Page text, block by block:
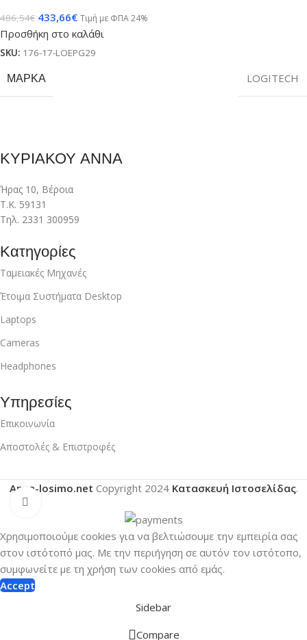
486,54€ 433,66€ Τιμή με ΦΠΑ 24%
Προσθήκη στο καλάθι
SKU: 176-17-LOEPG29
ΜΆΡΚΑ LOGITECH
ΚΥΡΙΑΚΟΥ ΑΝΝΑ
Ήρας 10, Βέροια
Τ.Κ. 59131
Τηλ. 2331 300959
Κατηγορίες
Ταμειακές Μηχανές
Έτοιμα Συστήματα Desktop
Laptops
Cameras
Headphones
Υπηρεσίες
Επικοινωνία
Αποστολές & Επιστροφές
Anna-losimo.net Copyright2024 Κατασκευή Ιστοσελίδας.
Χρησιμοποιούμε cookies για να βελτιώσουμε την εμπειρία σας
στον ιστότοπό μας. Με την περιήγηση σε αυτόν τον ιστότοπο,
συμφωνείτε με τη χρήση των cookies από εμάς.
Accept
Sidebar
Compare